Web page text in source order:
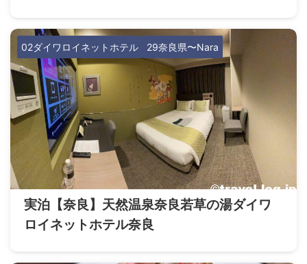
02ダイワロイネットホテル 29奈良県〜Nara
実泊【奈良】天然温泉奈良若草の湯ダイワ
ロイネットホテル奈良